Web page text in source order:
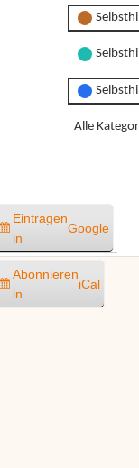
Alle
Eintragen
in
Google
Abonnieren
in
iCal